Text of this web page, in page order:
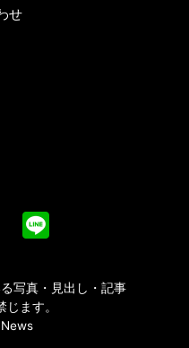
せ
写真・見出し・記事
ます。